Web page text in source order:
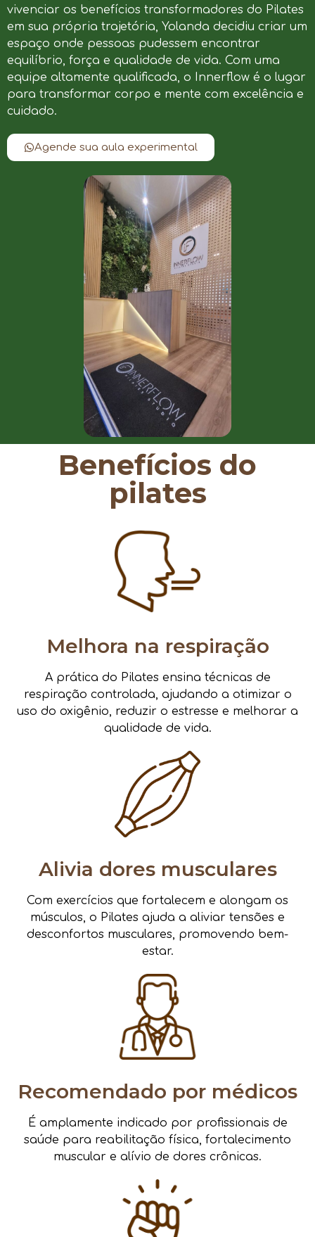
vivenciar os benefícios transformadores do Pilates
em sua própria trajetória, Yolanda decidiu criar um
espaço onde pessoas pudessem encontrar
equilíbrio, força e qualidade de vida. Com uma
equipe altamente qualificada, o Innerflow é o lugar
para transformar corpo e mente com excelência e
cuidado.
Agende sua aula experimental
Benefícios do
pilates
Melhora na respiração
A prática do Pilates ensina técnicas de
respiração controlada, ajudando a otimizar o
uso do oxigênio, reduzir o estresse e melhorar a
qualidade de vida.
Alivia dores musculares
Com exercícios que fortalecem e alongam os
músculos, o Pilates ajuda a aliviar tensões e
desconfortos musculares, promovendo bem-
estar.
Recomendado por médicos
É amplamente indicado por profissionais de
saúde para reabilitação física, fortalecimento
muscular e alívio de dores crônicas.